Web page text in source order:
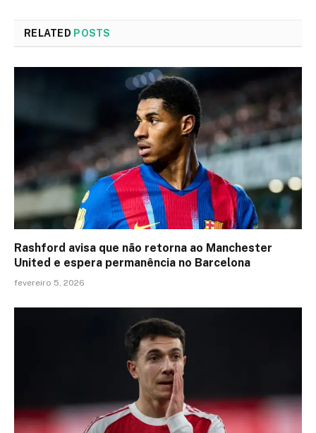
RELATED POSTS
Rashford avisa que não retorna ao Manchester
United e espera permanência no Barcelona
fevereiro 5, 2026